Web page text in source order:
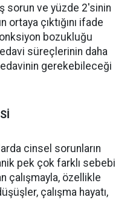
sorun ve yüzde 2'sinin
ortaya çıktığını ifade
bozukluğu
süreçlerinin daha
gerekebileceği
cinsel sorunların
pek çok farklı sebebi
çalışmayla, özellikle
çalışma hayatı,